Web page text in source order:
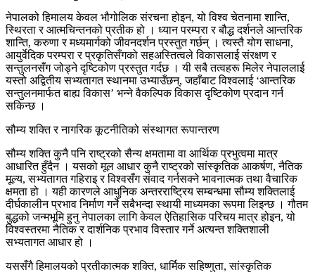
नेपालको हिमालय केवल भौगोलिक संरचना होइन, यो विश्व चेतनामा शान्ति,
स्थिरता र आत्मचिन्तनको प्रतीक हो । ध्यान परम्परा र बौद्ध दर्शनले आन्तरिक
शान्ति, करुणा र मध्यमार्गको जीवनदर्शन प्रस्तुत गर्छन् । त्यस्तै योग साधना,
आयुर्वेदिक परम्परा र प्रकृतिसँगको सहअस्तित्वले विकासलाई संरक्षण र
सन्तुलनसँग जोड्ने दृष्टिकोण प्रस्तुत गर्दछ । यी सबै तत्वहरू मिलेर नेपाललाई
यस्तो अद्वितीय सभ्यतागत स्थानमा उभ्याउँछन्, जहाँबाट विश्वलाई ‘आन्तरिक
सन्तुलनमार्फत बाह्य विकास’ भन्ने वैकल्पिक विकास दृष्टिकोण प्रदान गर्न
सकिन्छ ।
सौम्य शक्ति र नागरिक कूटनीतिको संस्थागत रूपान्तरण
सौम्य शक्ति कुनै पनि राष्ट्रको सैन्य क्षमतामा वा आर्थिक प्रभुत्वमा मात्र
आधारित हुँदैन । यसको मूल आधार कुनै राष्ट्रको सांस्कृतिक आकर्षण, नैतिक
मूल्य, सभ्यतागत गहिराइ र विश्वसँग संवाद गर्नसक्ने भावनात्मक तथा वैचारिक
क्षमता हो । यही कारणले आधुनिक अन्तरराष्ट्रिय सम्बन्धमा सौम्य शक्तिलाई
दीर्घकालीन प्रभाव निर्माण गर्ने सबैभन्दा स्थायी माध्यमका रूपमा लिइन्छ । गौतम
बुद्धको जन्मभूमि हुनु नेपालका लागि केवल ऐतिहासिक परिचय मात्र होइन, यो
विश्वस्तरमा नैतिक र दार्शनिक प्रभाव विस्तार गर्ने अत्यन्त शक्तिशाली
सभ्यतागत आधार हो ।
यससँगै हिमालयको प्रतीकात्मक शक्ति, धार्मिक सहिष्णुता, सांस्कृतिक